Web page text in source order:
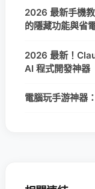
2026 最新手機
的隱藏功能與省
2026 最新！
AI 程式開發神器
電腦玩手游神器